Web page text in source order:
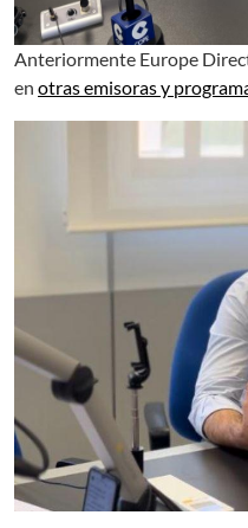
Anteriormente Europe
en otras emisoras y